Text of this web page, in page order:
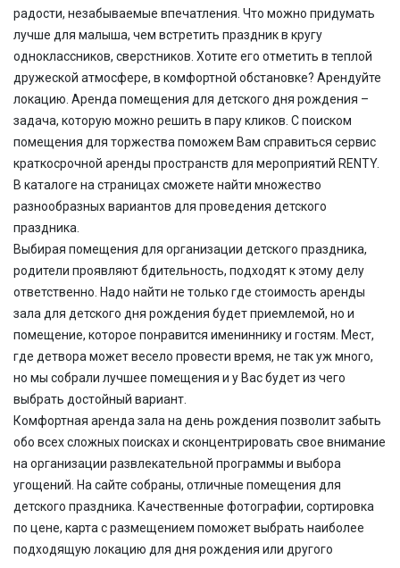
радости, незабываемые впечатления. Что можно придумать
лучше для малыша, чем встретить праздник в кругу
одноклассников, сверстников. Хотите его отметить в теплой
дружеской атмосфере, в комфортной обстановке? Арендуйте
локацию. Аренда помещения для детского дня рождения –
задача, которую можно решить в пару кликов. С поиском
помещения для торжества поможем Вам справиться сервис
краткосрочной аренды пространств для мероприятий RENTY.
В каталоге на страницах сможете найти множество
разнообразных вариантов для проведения детского
праздника.
Выбирая помещения для организации детского праздника,
родители проявляют бдительность, подходят к этому делу
ответственно. Надо найти не только где стоимость аренды
зала для детского дня рождения будет приемлемой, но и
помещение, которое понравится имениннику и гостям. Мест,
где детвора может весело провести время, не так уж много,
но мы собрали лучшее помещения и у Вас будетиз чего
выбрать достойный вариант.
Комфортная аренда зала на день рождения позволит забыть
обо всех сложных поисках и сконцентрировать свое внимание
на организации развлекательной программы и выбора
угощений. На сайте собраны, отличные помещения для
детского праздника. Качественные фотографии, сортировка
по цене, карта с размещением поможет выбрать наиболее
подходящую локацию для дня рождения или другого